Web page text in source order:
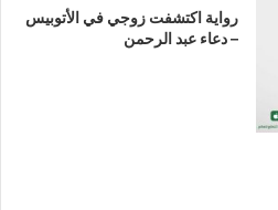
رواية اكتشفت زوجي في الأتوبيس
– دعاء عبد الرحمن